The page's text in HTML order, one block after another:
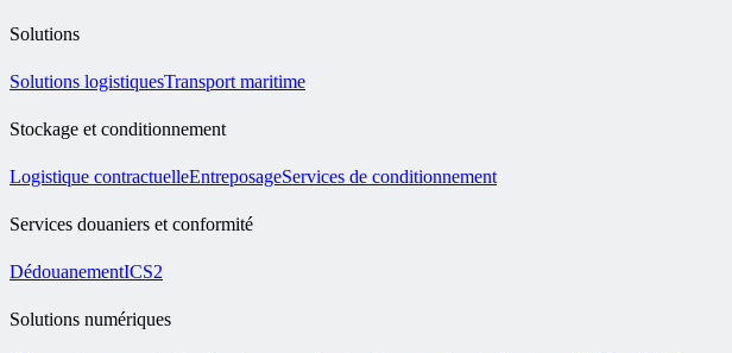
Solutions
Solutions logistiquesTransport maritime
Stockage et conditionnement
Logistique contractuelleEntreposageServices de conditionnement
Services douaniers et conformité
DédouanementICS2
Solutions numériques